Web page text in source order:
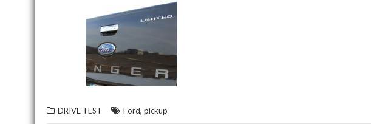
DRIVE TEST Ford, pickup